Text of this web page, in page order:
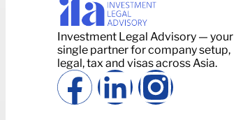
Investment Legal Advisory — your
single partner for company setup,
legal, tax and visas across Asia.